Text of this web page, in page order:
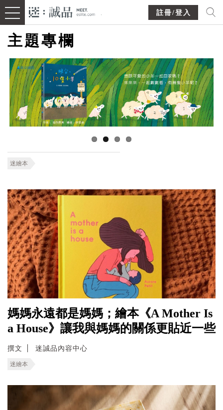
註冊/登入
主題專欄
迷繪本
媽媽永遠都是媽媽；繪本《A Mother Is
a House》讓我與媽媽的關係更貼近一些
撰文 迷誠品內容中心
迷繪本